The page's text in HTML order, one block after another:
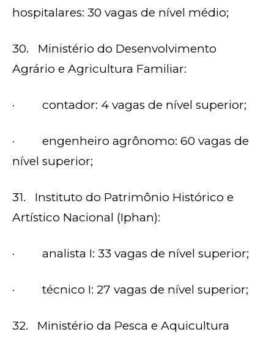
hospitalares: 30 vagas de nível médio;
30. Ministério do Desenvolvimento
Agrário e Agricultura Familiar:
· contador: 4 vagas de nível superior;
· engenheiro agrônomo: 60 vagas de
nível superior;
31. Instituto do Patrimônio Histórico e
Artístico Nacional (Iphan):
· analista I: 33 vagas de nível superior;
· técnico I: 27 vagas de nível superior;
32. Ministério da Pesca e Aquicultura